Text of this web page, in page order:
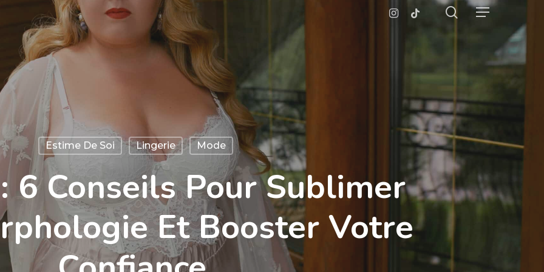
Menu
Instagram
Tiktok search
Estime De Soi Lingerie Mode
6 Conseils Pour Sublimer
Et Booster Votre